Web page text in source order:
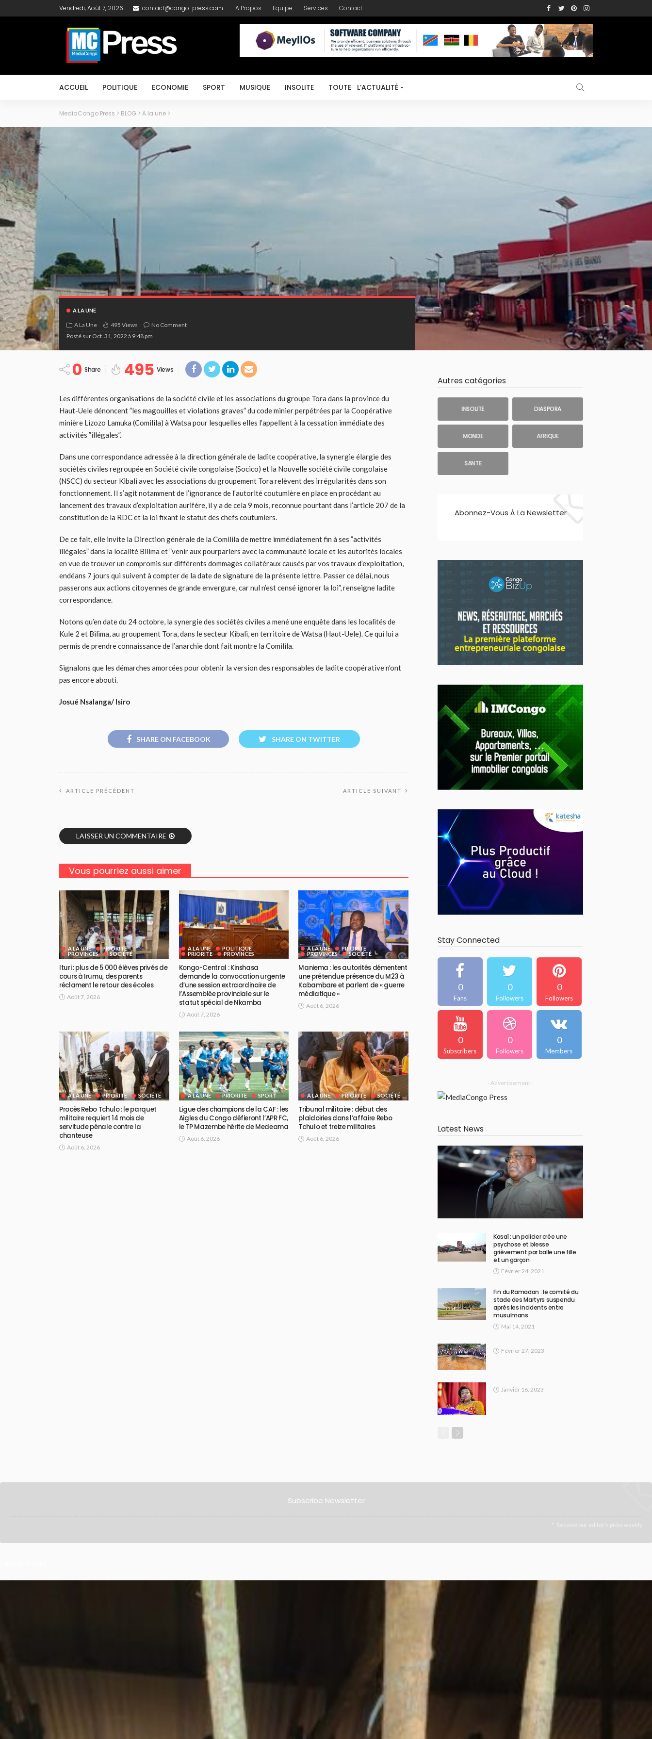
Vendredi, Août 7, 2026 contact@congo-press.com A Propos Equipe Services Contact
ACCUEIL POLITIQUE ECONOMIE SPORT MUSIQUE INSOLITE TOUTE L’ACTUALITÉ
MediaCongo Press > BLOG > A la une >
A LA UNE
A La Une 495 Views
No Comment
Posté sur Oct. 31, 2022 à 9:48 pm
0 Share 495 Views
Les différentes organisations de la société civile et les associations du groupe Tora dans la province du
Haut-Uele dénoncent ”les magouilles et violations graves” du code minier perpétrées par la Coopérative
minière Lizozo Lamuka (Comilila) à Watsa pour lesquelles elles l’appellent à la cessation immédiate des
activités ”illégales”.
Dans une correspondance adressée à la direction générale de ladite coopérative, la synergie élargie des
sociétés civiles regroupée en Société civile congolaise (Socico) et la Nouvelle société civile congolaise
(NSCC) du secteur Kibali avec les associations du groupement Tora relèvent des irrégularités dans son
fonctionnement. Il s’agit notamment de l’ignorance de l’autorité coutumière en place en procédant au
lancement des travaux d’exploitation aurifère, il y a de cela 9 mois, reconnue pourtant dans l’article 207 de la
constitution de la RDC et la loi fixant le statut des chefs coutumiers.
De ce fait, elle invite la Direction générale de la Comilila de mettre immédiatement fin à ses ”activités
illégales” dans la localité Bilima et ”venir aux pourparlers avec la communauté locale et les autorités locales
en vue de trouver un compromis sur différents dommages collatéraux causés par vos travaux d’exploitation,
endéans 7 jours qui suivent à compter de la date de signature de la présente lettre. Passer ce délai, nous
passerons aux actions citoyennes de grande envergure, car nul n’est censé ignorer la loi”, renseigne ladite
correspondance.
Notons qu’en date du 24 octobre, la synergie des sociétés civiles a mené une enquête dans les localités de
Kule 2 et Bilima, au groupement Tora, dans le secteur Kibali, en territoire de Watsa (Haut-Uele). Ce qui lui a
permis de prendre connaissance de l’anarchie dont fait montre la Comilila.
Signalons que les démarches amorcées pour obtenir la version des responsables de ladite coopérative n’ont
pas encore abouti.
Josué Nsalanga/ Isiro
SHARE ON FACEBOOK SHARE ON TWITTER
ARTICLE PRÉCÉDENT ARTICLE SUIVANT
LAISSER UN COMMENTAIRE
Vous pourriez aussi aimer
A LA UNE
PRIORITE
PROVINCES
SOCIÉTÉ
Ituri : plus de 5 000 élèves privés de
cours à Irumu, des parents
réclament le retour des écoles
Août 7, 2026
A LA UNE
POLITIQUE
PRIORITE
PROVINCES
Kongo-Central : Kinshasa
demande la convocation urgente
d’une session extraordinaire de
l’Assemblée provinciale sur le
statut spécial de Nkamba
Août 7, 2026
A LA UNE
PRIORITE
PROVINCES
SOCIÉTÉ
Maniema : les autorités démentent
une prétendue présence du M23 à
Kabambare et parlent de « guerre
médiatique »
Août 6, 2026
A LA UNE PRIORITE SOCIÉTÉ
Procès Rebo Tchulo : le parquet
militaire requiert 14 mois de
servitude pénale contre la
chanteuse
Août 6, 2026
A LA UNE PRIORITE SPORT
Ligue des champions de la CAF : les
Aigles du Congo défieront l’APR FC,
le TP Mazembe hérite de Medeama
Août 6, 2026
A LA UNE PRIORITE SOCIÉTÉ
Tribunal militaire : début des
plaidoiries dans l’affaire Rebo
Tchulo et treize militaires
Août 6, 2026
Autres catégories
INSOLITE DIASPORA
MONDE AFRIQUE
SANTE
Abonnez-Vous À La Newsletter
Stay Connected
0
Fans
0
Followers
0
Followers
0
Subscribers
0
Followers
0
Members
- Advertisement -
Latest News
Kasaï : un policier crée une
psychose et blesse
grièvement par balle une fille
et un garçon
Février 24, 2021
Fin du Ramadan : le comité du
stade des Martyrs suspendu
après les incidents entre
musulmans
Mai 14, 2021
Février 27, 2023
Janvier 16, 2023
Subscribe Newsletter
Receive our editor's picks weekly